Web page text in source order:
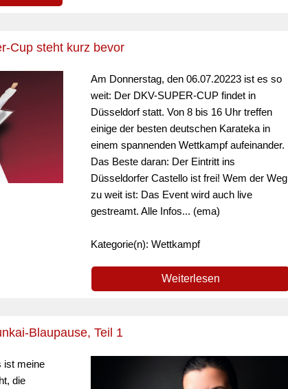
Cup steht kurz bevor
Am Donnerstag, den 06.07.20223 ist es so
weit: Der DKV-SUPER-CUP findet in
Düsseldorf statt. Von 8 bis 16 Uhr treffen
einige der besten deutschen Karateka in
einem spannenden Wettkampf aufeinander.
Das Beste daran: Der Eintritt ins
Düsseldorfer Castello ist frei! Wem der Weg
zu weit ist: Das Event wird auch live
gestreamt. Alle Infos... (ema)
Kategorie(n): Wettkampf
Weiterlesen
Blaupause, Teil 1
ist meine
die